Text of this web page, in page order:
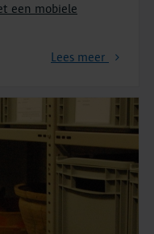
een mobiele
Lees meer